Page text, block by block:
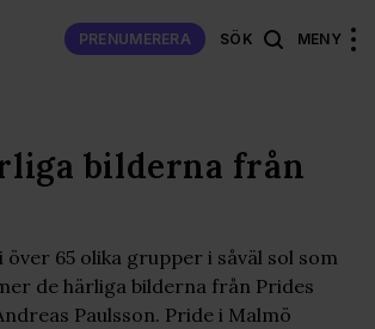
PRENUMERERA SÖK MENY
bilderna från
över 65 olika grupper i såväl sol som
de härliga bilderna från Prides
Paulsson. Pride i Malmö